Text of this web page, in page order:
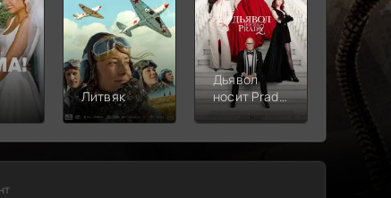
Литвяк
Дьявол
носит Prada
2